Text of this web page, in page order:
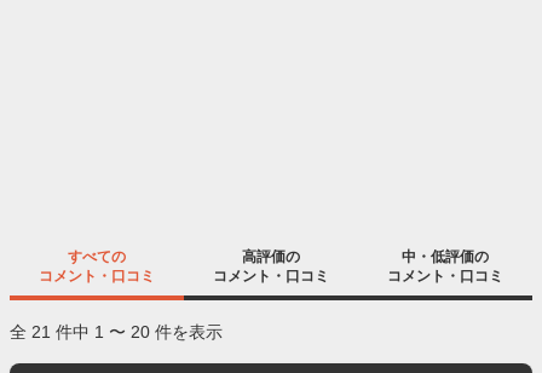
すべての
コメント・口コミ
高評価の
コメント・口コミ
中・低評価の
コメント・口コミ
全 21 件中 1 〜 20 件を表示